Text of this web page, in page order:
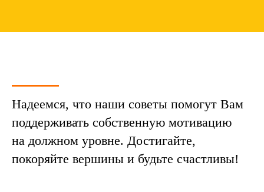
Надеемся, что наши советы помогут Вам
поддерживать собственную мотивацию
на должном уровне. Достигайте,
покоряйте вершины и будьте счастливы!